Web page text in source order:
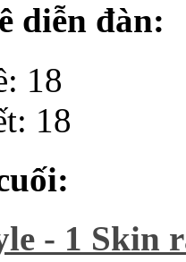
diễn đàn:
18
18
- 1 Skin